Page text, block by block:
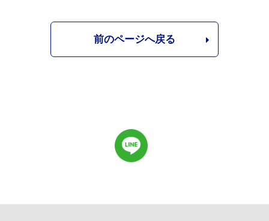
前のページへ戻る